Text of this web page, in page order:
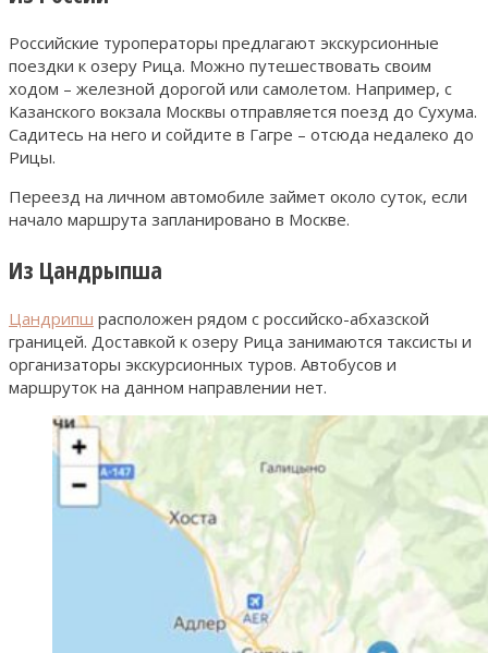
Российские туроператоры предлагают экскурсионные
поездки к озеру Рица. Можно путешествовать своим
ходом – железной дорогой или самолетом. Например, с
Казанского вокзала Москвы отправляется поезд до Сухума.
Садитесь на него и сойдите в Гагре – отсюда недалеко до
Рицы.
Переезд на личном автомобиле займет около суток, если
начало маршрута запланировано в Москве.
Из Цандрыпша
Цандрипш расположен рядом с российско-абхазской
границей. Доставкой к озеру Рица занимаются таксисты и
организаторы экскурсионных туров. Автобусов и
маршруток на данном направлении нет.